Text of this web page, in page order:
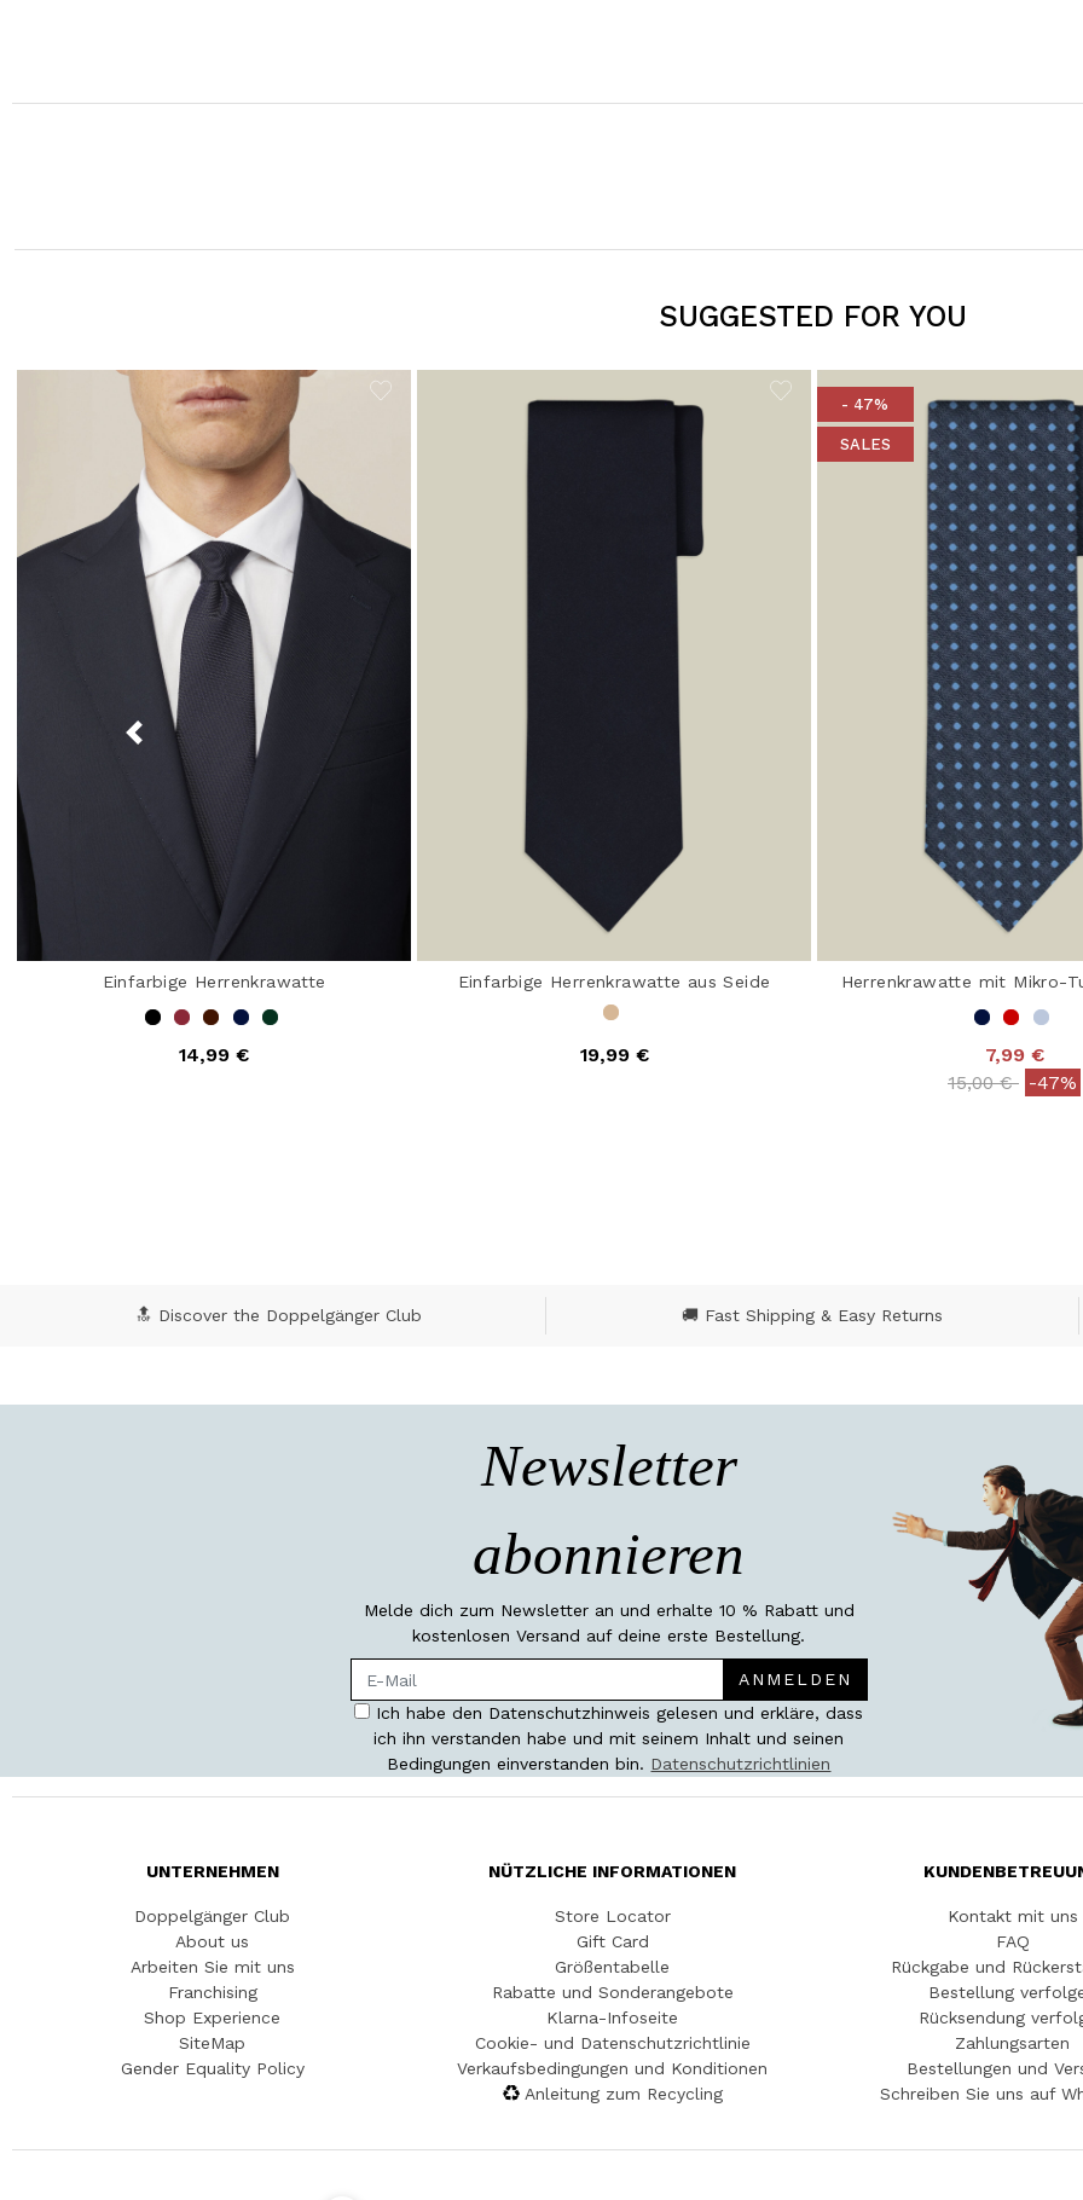
SUGGESTED FOR YOU
Einfarbige Herrenkrawatte
14,99 €
Einfarbige Herrenkrawatte aus Seide
19,99 €
- 47%
SALES
Herrenkrawatte mit Mikro-
7,99 €
Price reduced
15,00 €to-47%
🔝 Discover the Doppelgänger Club 🚚 Fast Shipping & Easy Returns
Newsletter
abonnieren
Melde dich zum Newsletter an und erhalte 10 % Rabatt und
kostenlosen Versand auf deine erste Bestellung.
ANMELDEN
Ich habe den Datenschutzhinweis gelesen und erkläre, dass
ich ihn verstanden habe und mit seinem Inhalt und seinen
Bedingungen einverstanden bin. Datenschutzrichtlinien
UNTERNEHMEN
Doppelgänger Club
About us
Arbeiten Sie mit uns
Franchising
Shop Experience
SiteMap
Gender Equality Policy
NÜTZLICHE INFORMATIONEN
Store Locator
Gift Card
Größentabelle
Rabatte und Sonderangebote
Klarna-Infoseite
Cookie- und Datenschutzrichtlinie
Verkaufsbedingungen und Konditionen
Anleitung zum Recycling
Kontakt mit uns
FAQ
Rückgabe und
Bestellung
Rücksendung
Zahlungsarten
Bestellungen und
Schreiben Sie uns auf